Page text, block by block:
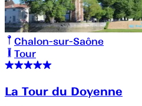
Chalon-sur-Saône
Tour
La Tour du Doyenne